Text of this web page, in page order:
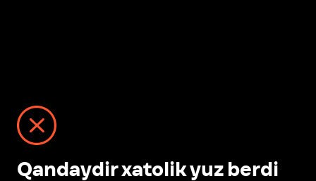
Qandaydir xatolik yuz berdi